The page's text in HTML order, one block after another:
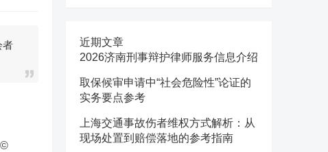
©
近期文章
2026济南刑事辩护律师服务信息介绍
取保候审申请中“社会危险性”论证的
实务要点参考
上海交通事故伤者维权方式解析：从
现场处置到赔偿落地的参考指南